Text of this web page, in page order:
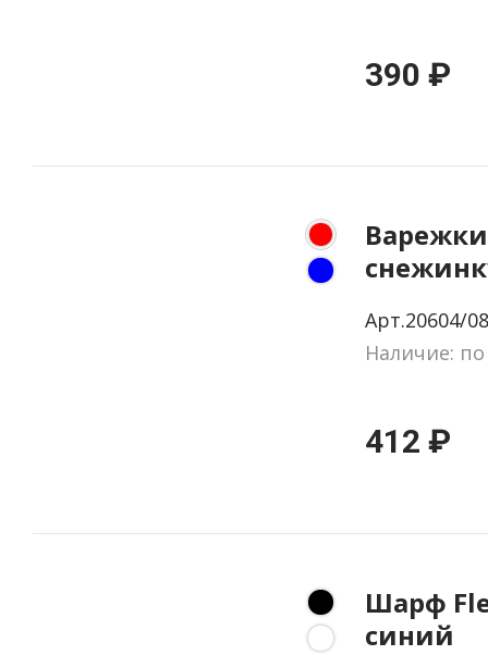
390 ₽
Арт.20604/
Наличие:
412 ₽
Шарф
синий